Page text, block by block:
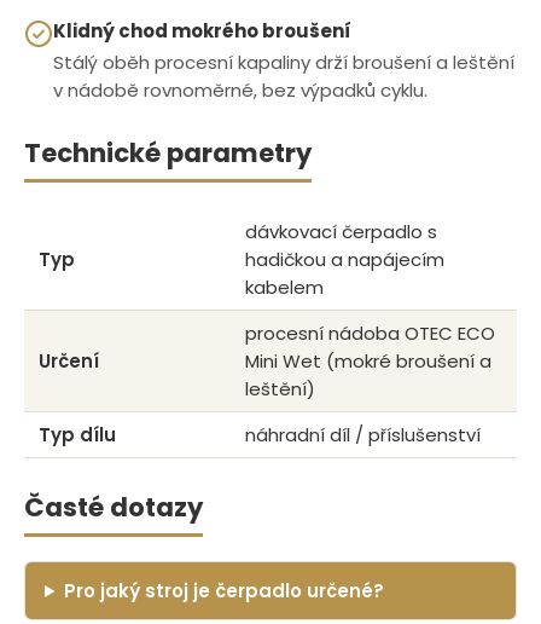
Klidný chod mokrého broušení
Stálý oběh procesní kapaliny drží broušení a leštění
v nádobě rovnoměrné, bez výpadků cyklu.
Technické parametry
Typ
dávkovací čerpadlo s
hadičkou a napájecím
kabelem
Určení
procesní nádoba OTEC ECO
Mini Wet (mokré broušení a
leštění)
Typ dílu
náhradní díl / příslušenství
Časté dotazy
Pro jaký stroj je čerpadlo určené?